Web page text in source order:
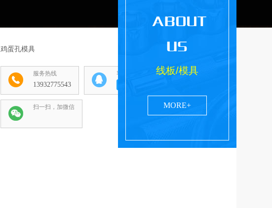
线板/模具
MORE+
鸡蛋孔模具
服务热线
13932775543
客服QQ
扫一扫，加微信